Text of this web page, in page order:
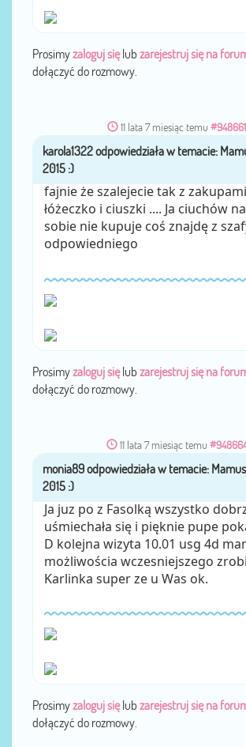
Prosimyzaloguj sięlub zarejestruj się na
dołączyć do rozmowy.
11 lata 7 miesiąc temu #948661
przezkarola1322
fajnie że szalejecie tak z
łóżeczko i ciuszki .... Ja ciuchów
sobie nie kupuje coś znajdę z
odpowiedniego
Prosimyzaloguj sięlub zarejestruj się na
dołączyć do rozmowy.
11 lata 7 miesiąc temu
przezmonia89
Ja juz po z Fasolką wszystko
uśmiechała się i pięknie pupe
D kolejna wizyta 10.01 usg 4d
możliwościa wczesniejszego
Karlinka super ze u Was ok.
Prosimyzaloguj sięlub zarejestruj się na
dołączyć do rozmowy.